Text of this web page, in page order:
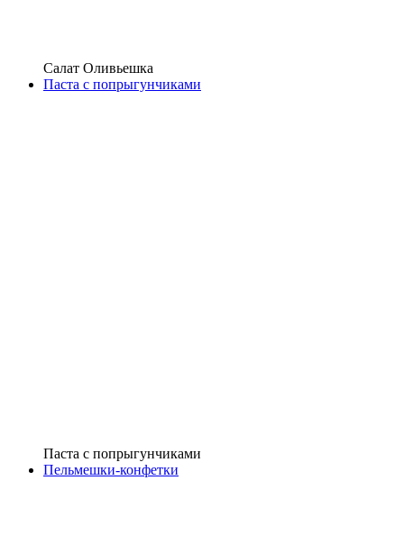
Салат Оливьешка
Паста с попрыгунчиками
Паста с попрыгунчиками
Пельмешки-конфетки